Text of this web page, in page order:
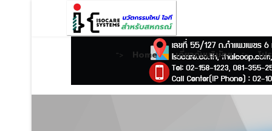
"> Home เกี่ยวกับบริษัทฯ "> โป